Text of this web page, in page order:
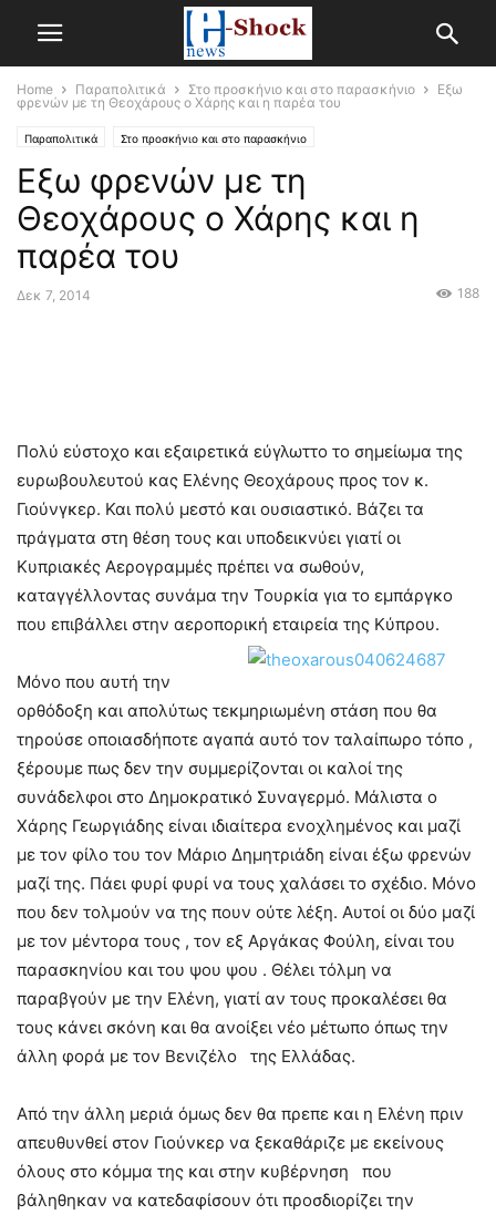
Home Παραπολιτικά Στο προσκήνιο και στο παρασκήνιο
Εξω
φρενών με τη Θεοχάρους ο Χάρης και η παρέα του
Παραπολιτικά Στο προσκήνιο και στο παρασκήνιο
Εξω φρενών με τη
Θεοχάρους ο Χάρης και η
παρέα του
Δεκ 7, 2014 188
Πολύ εύστοχο και εξαιρετικά εύγλωττο το σημείωμα της
ευρωβουλευτού κας Ελένης Θεοχάρους προς τον κ.
Γιούνγκερ. Και πολύ μεστό και ουσιαστικό. Βάζει τα
πράγματα στη θέση τους και υποδεικνύει γιατί οι
Κυπριακές Αερογραμμές πρέπει να σωθούν,
καταγγέλλοντας συνάμα την Τουρκία για το εμπάργκο
που επιβάλλει στην αεροπορική εταιρεία της Κύπρου.
Μόνο που αυτή την
ορθόδοξη και απολύτως τεκμηριωμένη στάση που θα
τηρούσε οποιασδήποτε αγαπά αυτό τον ταλαίπωρο τόπο ,
ξέρουμε πως δεν την συμμερίζονται οι καλοί της
συνάδελφοι στο Δημοκρατικό Συναγερμό. Μάλιστα ο
Χάρης Γεωργιάδης είναι ιδιαίτερα ενοχλημένος και μαζί
με τον φίλο του τον Μάριο Δημητριάδη είναι έξω φρενών
μαζί της. Πάει φυρί φυρί να τους χαλάσει το σχέδιο. Μόνο
που δεν τολμούν να της πουν ούτε λέξη. Αυτοί οι δύο μαζί
με τον μέντορα τους , τον εξ Αργάκας Φούλη, είναι του
παρασκηνίου και του ψου ψου . Θέλει τόλμη να
παραβγούν με την Ελένη, γιατί αν τους προκαλέσει θα
τους κάνει σκόνη και θα ανοίξει νέο μέτωπο όπως την
άλλη φορά με τον Βενιζέλο της Ελλάδας.
Από την άλλη μεριά όμως δεν θα πρεπε και η Ελένη πριν
απευθυνθεί στον Γιούνκερ να ξεκαθάριζε με εκείνους
όλους στο κόμμα της και στην κυβέρνηση που
βάληθηκαν να κατεδαφίσουν ότι προσδιορίζει την